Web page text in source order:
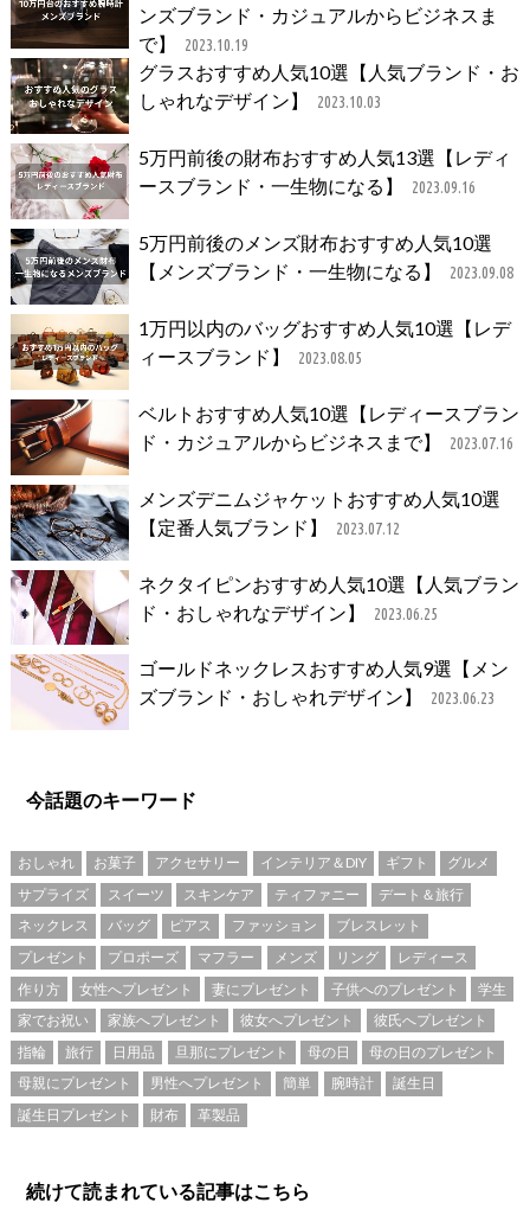
ンズブランド・カジュアルからビジネスま
で】
2023.10.19
グラスおすすめ人気10選【人気ブランド・お
しゃれなデザイン】
2023.10.03
5万円前後の財布おすすめ人気13選【レディ
ースブランド・一生物になる】
2023.09.16
5万円前後のメンズ財布おすすめ人気10選
【メンズブランド・一生物になる】
2023.09.08
1万円以内のバッグおすすめ人気10選【レデ
ィースブランド】
2023.08.05
ベルトおすすめ人気10選【レディースブラン
ド・カジュアルからビジネスまで】
2023.07.16
メンズデニムジャケットおすすめ人気10選
【定番人気ブランド】
2023.07.12
ネクタイピンおすすめ人気10選【人気ブラン
ド・おしゃれなデザイン】
2023.06.25
ゴールドネックレスおすすめ人気9選【メン
ズブランド・おしゃれデザイン】
2023.06.23
今話題のキーワード
おしゃれ お菓子 アクセサリー インテリア＆DIY ギフト
グルメ
サプライズ
スイーツ スキンケア ティファニー
デート＆旅行
ネックレス
バッグ ピアス ファッション
ブレスレット
プレゼント
プロポーズ マフラー メンズ リング
レディース
作り方
女性へプレゼント 妻にプレゼント 子供へのプレゼント
学生
家でお祝い
家族へプレゼント 彼女へプレゼント
彼氏へプレゼント
指輪
旅行 日用品 旦那にプレゼント 母の日
母の日のプレゼント
母親にプレゼント
男性へプレゼント 簡単 腕時計
誕生日
誕生日プレゼント
財布 革製品
続けて読まれている記事はこちら